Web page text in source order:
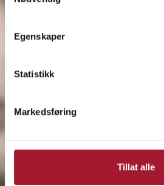
Egenskaper
Statistikk
Markedsføring
Tillat alle